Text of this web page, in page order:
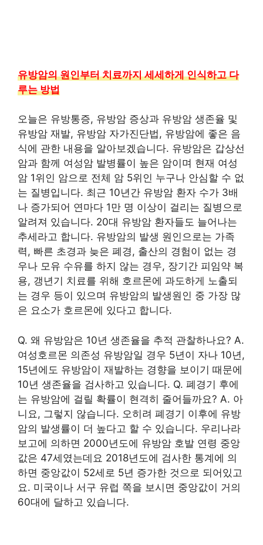
유방암의 원인부터 치료까지 세세하게 인식하고 다
루는 방법
오늘은 유방통증, 유방암 증상과 유방암 생존율 및
유방암 재발, 유방암 자가진단법, 유방암에 좋은 음
식에 관한 내용을 알아보겠습니다. 유방암은 갑상선
암과 함께 여성암 발병률이 높은 암이며 현재 여성
암 1위인 암으로 전체 암 5위인 누구나 안심할 수 없
는 질병입니다. 최근 10년간 유방암 환자 수가 3배
나 증가되어 연마다 1만 명 이상이 걸리는 질병으로
알려져 있습니다. 20대 유방암 환자들도 늘어나는
추세라고 합니다. 유방암의 발생 원인으로는 가족
력, 빠른 초경과 늦은 폐경, 출산의 경험이 없는 경
우나 모유 수유를 하지 않는 경우, 장기간 피임약 복
용, 갱년기 치료를 위해 호르몬에 과도하게 노출되
는 경우 등이 있으며 유방암의 발생원인 중 가장 많
은 요소가 호르몬에 있다고 합니다.
Q. 왜 유방암은 10년 생존율을 추적 관찰하나요? A.
여성호르몬 의존성 유방암일 경우 5년이 자나 10년,
15년에도 유방암이 재발하는 경향을 보이기 때문에
10년 생존율을 검사하고 있습니다. Q. 폐경기 후에
는 유방암에 걸릴 확률이 현격히 줄어들까요? A. 아
니요, 그렇지 않습니다. 오히려 폐경기 이후에 유방
암의 발생률이 더 높다고 할 수 있습니다. 우리나라
보고에 의하면 2000년도에 유방암 호발 연령 중앙
값은 47세였는데요 2018년도에 검사한 통계에 의
하면 중앙값이 52세로 5년 증가한 것으로 되어있고
요. 미국이나 서구 유럽 쪽을 보시면 중앙값이 거의
60대에 달하고 있습니다.